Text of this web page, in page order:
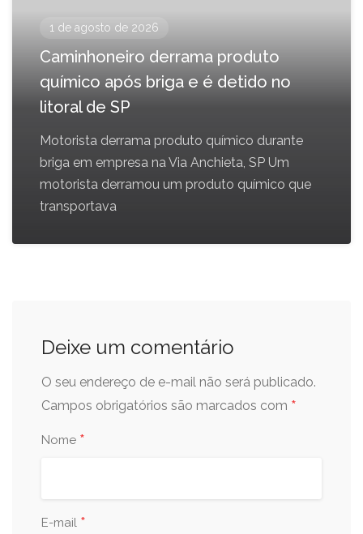
1 de agosto de 2026
Caminhoneiro derrama produto
químico após briga e é detido no
litoral de SP
Motorista derrama produto químico durante
briga em empresa na Via Anchieta, SP Um
motorista derramou um produto químico que
transportava
Deixe um comentário
O seu endereço de e-mail não será publicado.
Campos obrigatórios são marcados com *
Nome *
E-mail *